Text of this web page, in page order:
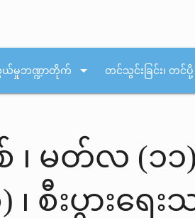
မှုဘဏ္ဍာတိုက် arrow_drop_down တင်သွင်းခြင်း၊ တင်
စ် ၊ မတ်လ (
းပွားရေး